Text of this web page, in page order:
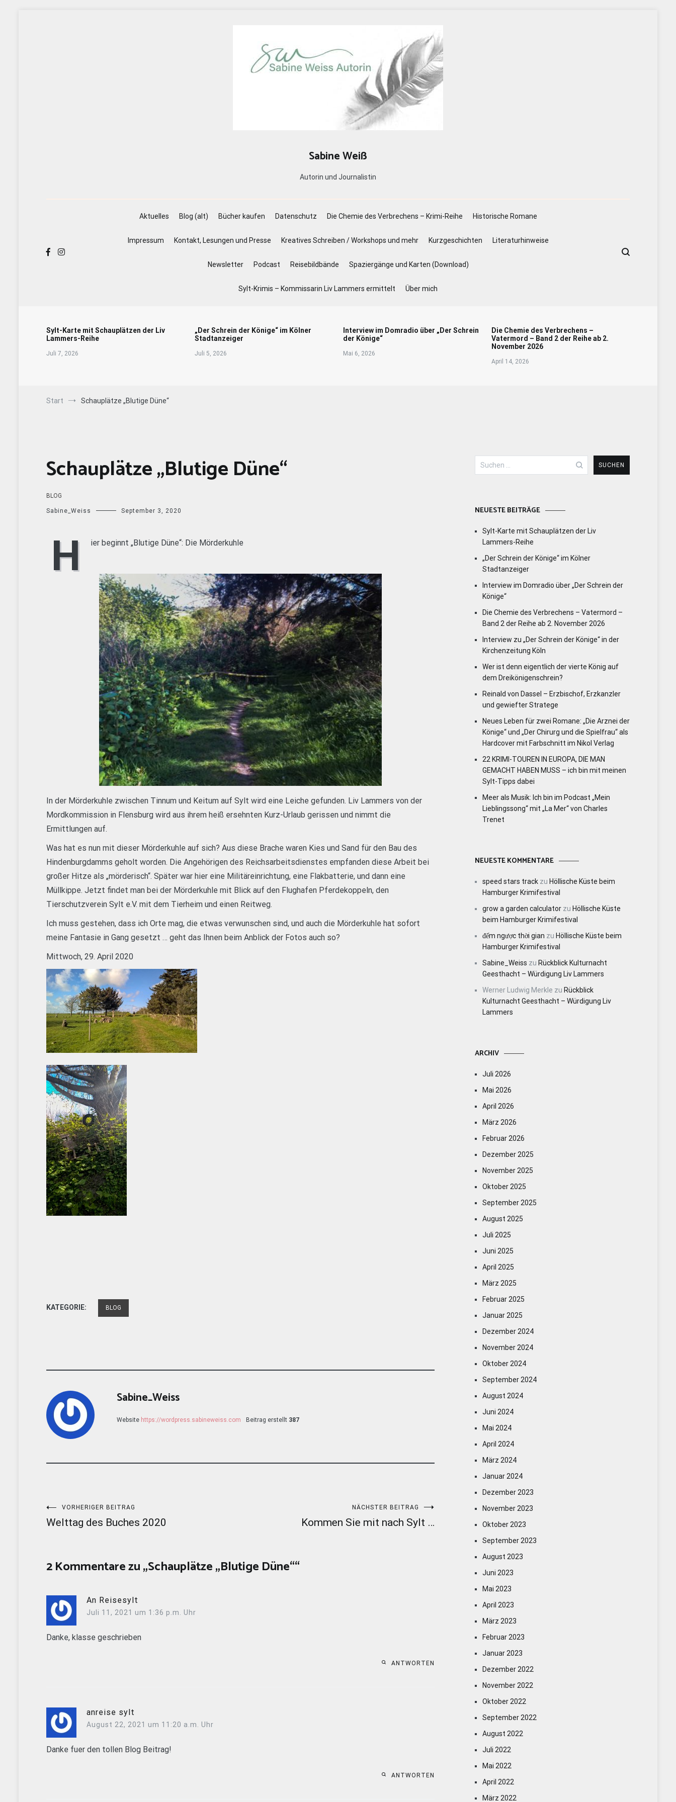
Sabine Weiß
Autorin und Journalistin
Aktuelles Blog (alt) Bücher kaufen Datenschutz Die Chemie des Verbrechens – Krimi-Reihe Historische Romane
Impressum Kontakt, Lesungen und Presse Kreatives Schreiben / Workshops und mehr Kurzgeschichten Literaturhinweise
Newsletter Podcast Reisebildbände Spaziergänge und Karten (Download)
Sylt-Krimis – Kommissarin Liv Lammers ermittelt Über mich
Sylt-Karte mit Schauplätzen der Liv
Lammers-Reihe
Juli 7, 2026
„Der Schrein der Könige“ im Kölner
Stadtanzeiger
Juli 5, 2026
Interview im Domradio über „Der Schrein
der Könige“
Mai 6, 2026
Die Chemie des Verbrechens –
Vatermord – Band 2 der Reihe ab 2.
November 2026
April 14, 2026
Start Schauplätze „Blutige Düne“
Schauplätze „Blutige Düne“
BLOG
Sabine_Weiss September 3, 2020
H ier beginnt „Blutige Düne“: Die Mörderkuhle
In der Mörderkuhle zwischen Tinnum und Keitum auf Sylt wird eine Leiche gefunden. Liv Lammers von der
Mordkommission in Flensburg wird aus ihrem heiß ersehnten Kurz-Urlaub gerissen und nimmt die
Ermittlungen auf.
Was hat es nun mit dieser Mörderkuhle auf sich? Aus diese Brache waren Kies und Sand für den Bau des
Hindenburgdamms geholt worden. Die Angehörigen des Reichsarbeitsdienstes empfanden diese Arbeit bei
großer Hitze als „mörderisch“. Später war hier eine Militäreinrichtung, eine Flakbatterie, und dann eine
Müllkippe. Jetzt findet man bei der Mörderkuhle mit Blick auf den Flughafen Pferdekoppeln, den
Tierschutzverein Sylt e.V. mit dem Tierheim und einen Reitweg.
Ich muss gestehen, dass ich Orte mag, die etwas verwunschen sind, und auch die Mörderkuhle hat sofort
meine Fantasie in Gang gesetzt … geht das Ihnen beim Anblick der Fotos auch so?
Mittwoch, 29. April 2020
KATEGORIE: BLOG
Sabine_Weiss
Website https://wordpress.sabineweiss.com Beitrag erstellt 387
Beitragsnavigation
VORHERIGER BEITRAG
Welttag des Buches 2020
NÄCHSTER BEITRAG
Kommen Sie mit nach Sylt …
2 Kommentare zu „Schauplätze „Blutige Düne““
An Reisesylt
Juli 11, 2021 um 1:36 p.m. Uhr
Danke, klasse geschrieben
ANTWORTEN
anreise sylt
August 22, 2021 um 11:20 a.m. Uhr
Danke fuer den tollen Blog Beitrag!
ANTWORTEN
Suchen
nach:
NEUESTE BEITRÄGE
Sylt-Karte mit Schauplätzen der Liv
Lammers-Reihe
„Der Schrein der Könige“ im Kölner
Stadtanzeiger
Interview im Domradio über „Der Schrein der
Könige“
Die Chemie des Verbrechens – Vatermord –
Band 2 der Reihe ab 2. November 2026
Interview zu „Der Schrein der Könige“ in der
Kirchenzeitung Köln
Wer ist denn eigentlich der vierte König auf
dem Dreikönigenschrein?
Reinald von Dassel – Erzbischof, Erzkanzler
und gewiefter Stratege
Neues Leben für zwei Romane: „Die Arznei der
Könige“ und „Der Chirurg und die Spielfrau“ als
Hardcover mit Farbschnitt im Nikol Verlag
22 KRIMI-TOUREN IN EUROPA, DIE MAN
GEMACHT HABEN MUSS – ich bin mit meinen
Sylt-Tipps dabei
Meer als Musik: Ich bin im Podcast „Mein
Lieblingssong“ mit „La Mer“ von Charles
Trenet
NEUESTE KOMMENTARE
speed stars track zu Höllische Küste beim
Hamburger Krimifestival
grow a garden calculator zu Höllische Küste
beim Hamburger Krimifestival
đếm ngược thời gian zu Höllische Küste beim
Hamburger Krimifestival
Sabine_Weiss zu Rückblick Kulturnacht
Geesthacht – Würdigung Liv Lammers
Werner Ludwig Merkle zu Rückblick
Kulturnacht Geesthacht – Würdigung Liv
Lammers
ARCHIV
Juli 2026
Mai 2026
April 2026
März 2026
Februar 2026
Dezember 2025
November 2025
Oktober 2025
September 2025
August 2025
Juli 2025
Juni 2025
April 2025
März 2025
Februar 2025
Januar 2025
Dezember 2024
November 2024
Oktober 2024
September 2024
August 2024
Juni 2024
Mai 2024
April 2024
März 2024
Januar 2024
Dezember 2023
November 2023
Oktober 2023
September 2023
August 2023
Juni 2023
Mai 2023
April 2023
März 2023
Februar 2023
Januar 2023
Dezember 2022
November 2022
Oktober 2022
September 2022
August 2022
Juli 2022
Mai 2022
April 2022
März 2022